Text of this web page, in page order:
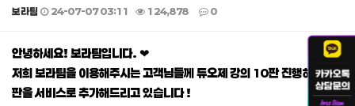
보라팀 24-07-07 03:11 124,878 0
본문
안녕하세요! 보라팀입니다. ❤
저희 보라팀을 이용해주시는 고객님들께 듀오제 강의 10판 진행하시면 1
판을 서비스로 추가해드리고 있습니다 !